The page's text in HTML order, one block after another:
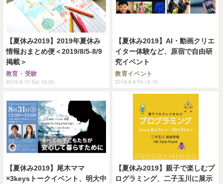
【夏休み2019】2019年夏休み
情報おまとめ便＜2019/8/5-8/9
掲載＞
教育・受験
2019.8.10 Sat 10:00
【夏休み2019】AI・動画クリエ
イター体験など、原宿で自由研
究イベント
教育イベント
2019.8.9 Fri 19:15
【夏休み2019】尾木ママ
×3keysトークイベント、明大中
【夏休み2019】親子で楽しむプ
ログラミング、二子玉川に展示